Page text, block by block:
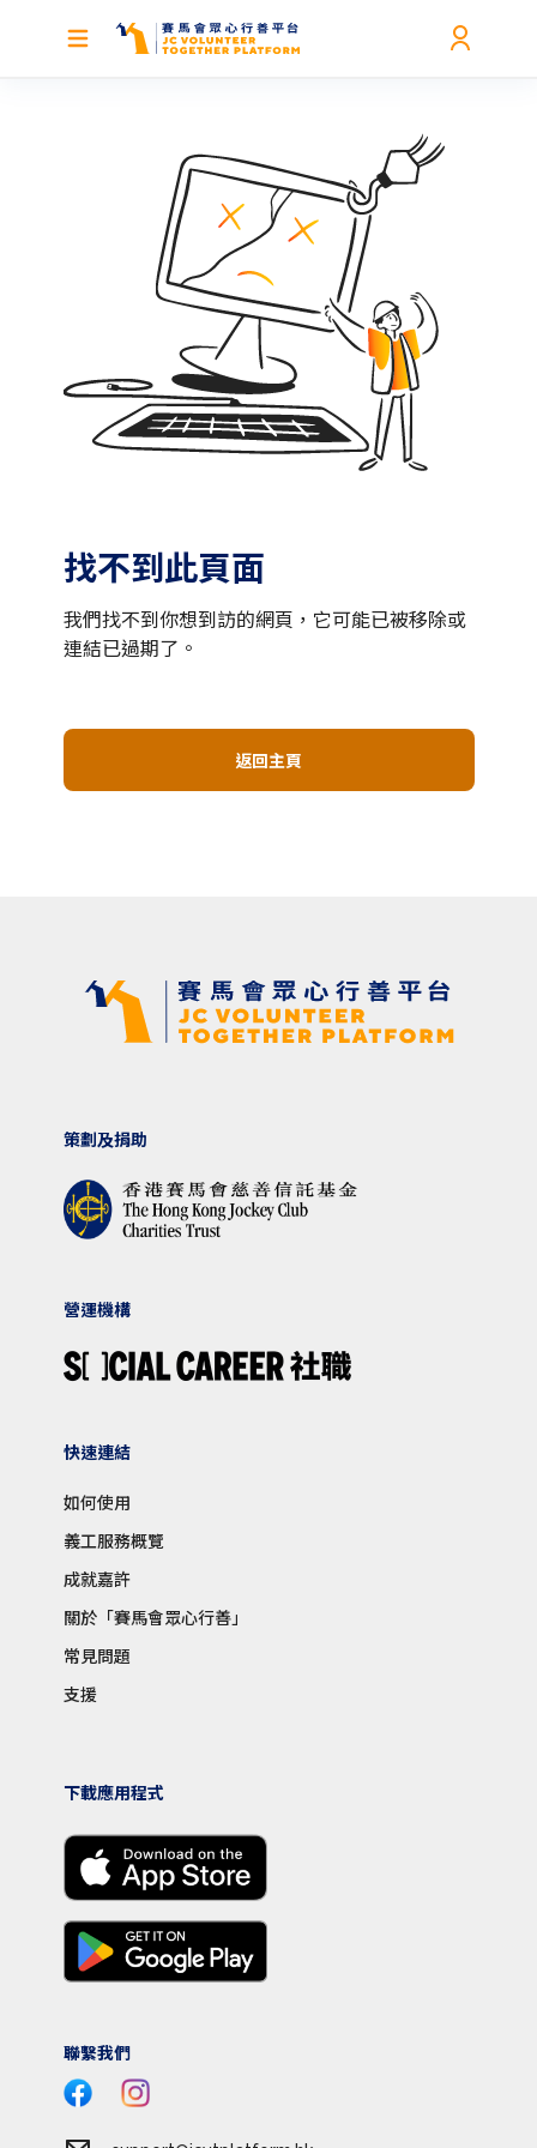
找不到此頁面
我們找不到你想到訪的網頁，它可能已被移除或
連結已過期了。
返回主頁
策劃及捐助
營運機構
快速連結
如何使用
義工服務概覽
成就嘉許
關於「賽馬會眾心行善」
常見問題
支援
下載應用程式
聯繫我們